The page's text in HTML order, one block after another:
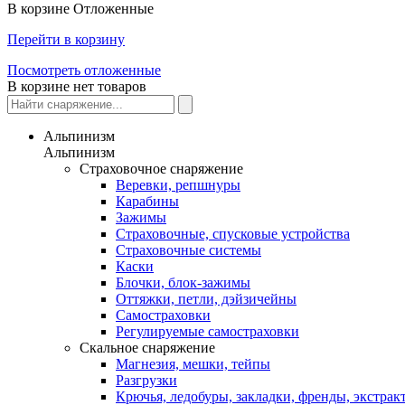
В корзине Отложенные
Перейти в корзину
Посмотреть отложенные
В корзине нет товаров
Альпинизм
Альпинизм
Страховочное снаряжение
Веревки, репшнуры
Карабины
Зажимы
Страховочные, спусковые устройства
Страховочные системы
Каски
Блочки, блок-зажимы
Оттяжки, петли, дэйзичейны
Самостраховки
Регулируемые самостраховки
Скальное снаряжение
Магнезия, мешки, тейпы
Разгрузки
Крючья, ледобуры, закладки, френды,